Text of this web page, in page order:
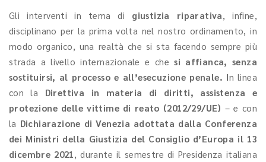
Gli interventi in tema di giustizia riparativa, infine,
disciplinano per la prima volta nel nostro ordinamento, in
modo organico, una realtà che si sta facendo sempre più
strada a livello internazionale e chesi affianca, senza
sostituirsi, al processo e all’esecuzione penale. In linea
con la Direttiva in materia di diritti, assistenza e
protezione delle vittime di reato (2012/29/UE) – e con
la Dichiarazione di Venezia adottata dalla Conferenza
dei Ministri della Giustizia del Consiglio d’Europa il 13
dicembre 2021, durante il semestre di Presidenza italiana